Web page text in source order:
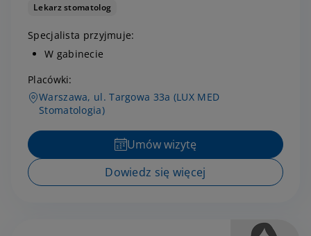
Lekarz stomatolog
Specjalista przyjmuje:
W gabinecie
Placówki:
Warszawa, ul. Targowa 33a (LUX MED
Stomatologia)
Umów wizytę
Dowiedz się więcej